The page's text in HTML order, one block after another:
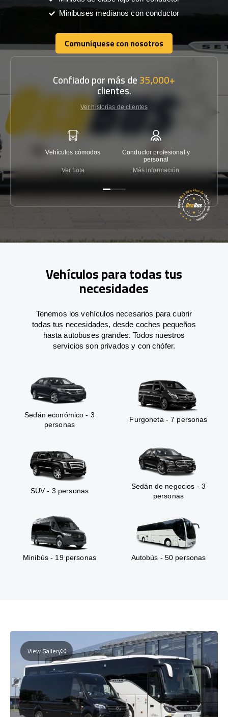
Minibuses medianos con conductor
Comuníquese con nosotros
Comuníquese con nosotros
Confiado por más de35,000+
clientes.
Ver historias de clientes
Vehículos cómodos
Ver flota
Conductor profesional y
personal
Más información
Vehículos para todas tus
necesidades
Tenemos los vehículos necesarios para cubrir
todas tus necesidades, desde coches pequeños
hasta autobuses grandes. Todos nuestros
servicios son privados y con chófer.
Sedán económico - 3
personas
Furgoneta - 7 personas
SUV - 3 personas
Sedán de negocios - 3
personas
Minibús - 19 personas Autobús - 50 personas
View Gallery